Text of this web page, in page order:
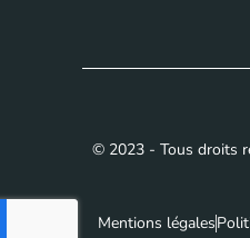
© 2023 - Tous droits
Mentions légales